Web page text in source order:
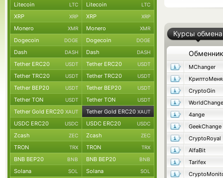
Курсы обмена
Обменник
MChanger
CryptoGin
WorldChange
4ange
GeekChange
CryptoRoyal
AlfaBit
Tarifex
Litecoin LTC Litecoin LTC
XRP XRP XRP XRP
Monero XMR Monero XMR
Dogecoin DOGE Dogecoin DOGE
Dash DASH Dash DASH
Tether ERC20 USDT Tether ERC20 USDT
Tether TRC20 USDT Tether TRC20 USDT
Tether BEP20 USDT Tether BEP20 USDT
Tether TON USDT Tether TON USDT
Tether Gold ERC20 XAUT Tether Gold ERC20 XAUT
USDC ERC20 USDC USDC ERC20 USDC
Zcash ZEC Zcash ZEC
TRON TRX TRON TRX
BNB BEP20 BNB BNB BEP20 BNB
Solana SOL Solana SOL